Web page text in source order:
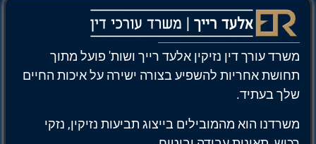
משרד עורך דין נזיקין אלעד רייך ושות' פועל מתוך
תחושת אחריות להשפיע בצורה ישירה על איכות החיים
שלך בעתיד.
משרדנו הוא מהמובילים בייצוג תביעות נזיקין, נזקי